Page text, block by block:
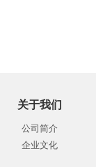
关于我们
公司简介
企业文化